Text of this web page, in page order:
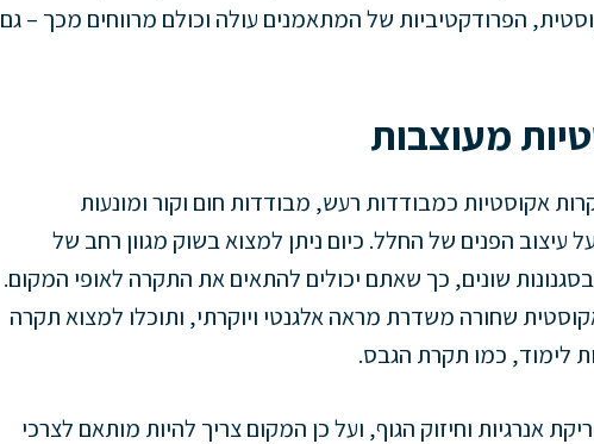
הפרודקטיביות של המתאמנים עולה וכולם מרווחים מכך – גם
מעוצבות
אקוסטיות כמבודדות רעש, מבודדות חום וקור ומונעות
עיצוב הפנים של החלל. כיום ניתן למצוא בשוק מגוון רחב של
שונים, כך שאתם יכולים להתאים את התקרה לאופי המקום.
שחורה משדרת מראה אלגנטי ויוקרתי, ותוכלו למצוא תקרה
לימוד, כמו תקרת הגבס.
אנרגיות וחיזוק הגוף, ועל כן המקום צריך להיות מותאם לצרכי